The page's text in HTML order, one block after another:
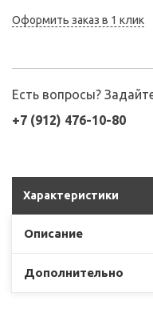
Оформить заказ в 1 клик
Есть вопросы?
+7 (912) 476-10-80
Характеристики
Описание
Дополнительно